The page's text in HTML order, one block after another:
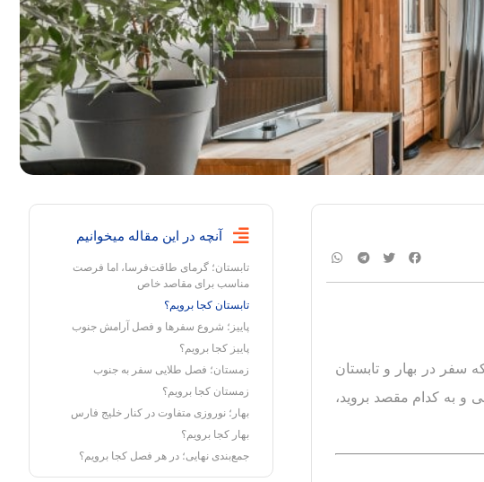
سفر در بهار و تابستان
و به کدام مقصد بروید،
آنچه در این مقاله میخوانیم
تابستان؛ گرمای طاقت‌فرسا، اما فرصت
مناسب برای مقاصد خاص
تابستان کجا برویم؟
پاییز؛ شروع سفرها و فصل آرامش جنوب
پاییز کجا برویم؟
زمستان؛ فصل طلایی سفر به جنوب
زمستان کجا برویم؟
بهار؛ نوروزی متفاوت در کنار خلیج فارس
بهار کجا برویم؟
جمع‌بندی نهایی؛ در هر فصل کجا برویم؟